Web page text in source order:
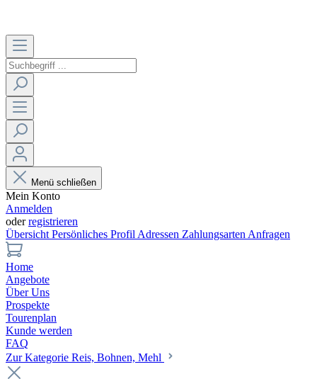
Menü schließen
Mein Konto
Anmelden
oderregistrieren
Übersicht Persönliches Profil Adressen Zahlungsarten Anfragen
Home
Angebote
Über Uns
Prospekte
Tourenplan
Kunde werden
FAQ
Zur Kategorie Reis, Bohnen, Mehl